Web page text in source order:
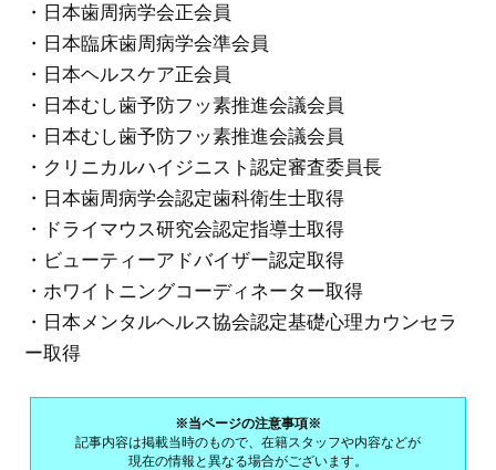
・日本歯周病学会正会員
・日本臨床歯周病学会準会員
・日本ヘルスケア正会員
・日本むし歯予防フッ素推進会議会員
・日本むし歯予防フッ素推進会議会員
・クリニカルハイジニスト認定審査委員長
・日本歯周病学会認定歯科衛生士取得
・ドライマウス研究会認定指導士取得
・ビューティーアドバイザー認定取得
・ホワイトニングコーディネーター取得
・日本メンタルヘルス協会認定基礎心理カウンセラ
ー取得
※当ページの注意事項※
記事内容は掲載当時のもので、在籍スタッフや内容などが
現在の情報と異なる場合がございます。